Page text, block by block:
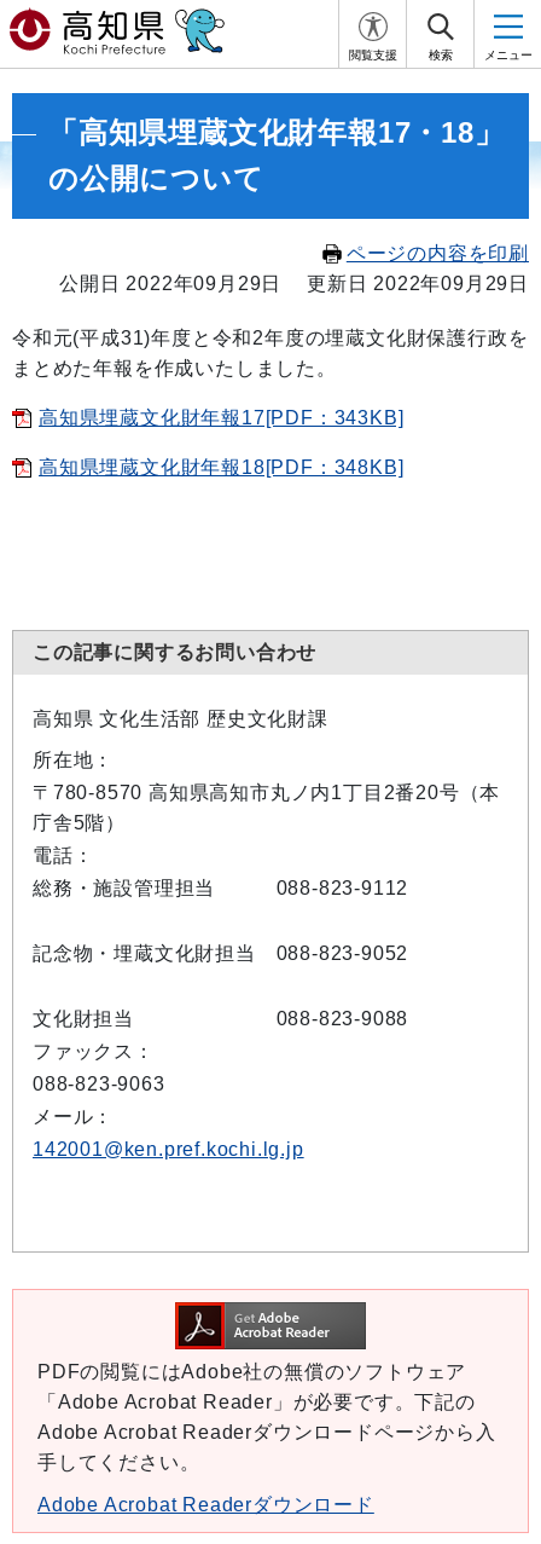
閲覧支援 検索 メニュー
「高知県埋蔵文化財年報17・18」
の公開について
ページの内容を印刷
公開日 2022年09月29日
更新日 2022年09月29日
令和元(平成31)年度と令和2年度の埋蔵文化財保護行政を
まとめた年報を作成いたしました。
高知県埋蔵文化財年報17[PDF：343KB]
高知県埋蔵文化財年報18[PDF：348KB]
この記事に関するお問い合わせ
高知県 文化生活部 歴史文化財課
所在地：
〒780-8570 高知県高知市丸ノ内1丁目2番20号（本
庁舎5階）
電話：
総務・施設管理担当 088-823-9112
記念物・埋蔵文化財担当 088-823-9052
文化財担当 088-823-9088
ファックス：
088-823-9063
メール：
142001@ken.pref.kochi.lg.jp
PDFの閲覧にはAdobe社の無償のソフトウェア
「Adobe Acrobat Reader」が必要です。下記の
Adobe Acrobat Readerダウンロードページから入
手してください。
Adobe Acrobat Readerダウンロード